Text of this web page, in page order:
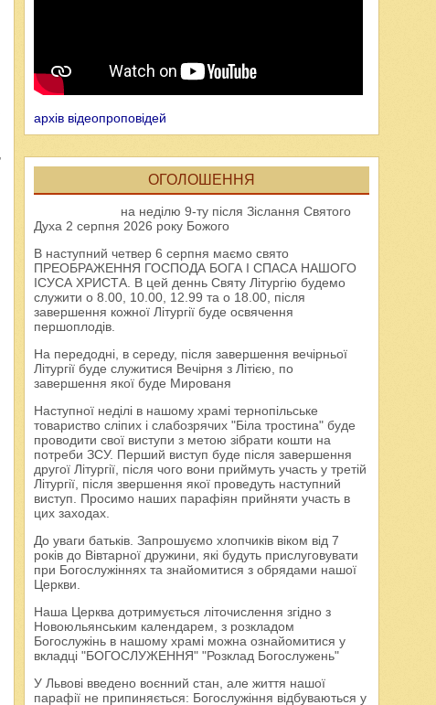
архів відеопроповідей
ОГОЛОШЕННЯ
на неділю 9-ту після Зіслання Святого
Духа 2 серпня 2026 року Божого
В наступний четвер 6 серпня маємо свято
ПРЕОБРАЖЕННЯ ГОСПОДА БОГА І СПАСА НАШОГО
ІСУСА ХРИСТА. В цей деннь Святу Літургію будемо
служити о 8.00, 10.00, 12.99 та о 18.00, після
завершення кожної Літургії буде освячення
першоплодів.
На передодні, в середу, після завершення вечірньої
Літургії буде служитися Вечірня з Літією, по
завершення якої буде Мированя
Наступної неділі в нашому храмі тернопільське
товариство сліпих і слабозрячих "Біла тростина" буде
проводити свої виступи з метою зібрати кошти на
потреби ЗСУ. Перший виступ буде після завершення
другої Літургії, після чого вони приймуть участь у третій
Літургії, після звершення якої проведуть наступний
виступ. Просимо наших парафіян прийняти участь в
цих заходах.
До уваги батьків. Запрошуємо хлопчиків віком від 7
років до Вівтарної дружини, які будуть прислуговувати
при Богослужіннях та знайомитися з обрядами нашої
Церкви.
Наша Церква дотримується літочислення згідно з
Новоюльянським календарем, з розкладом
Богослужінь в нашому храмі можна ознайомитися у
вкладці "БОГОСЛУЖЕННЯ" "Розклад Богослужень"
У Львові введено воєнний стан, але життя нашої
парафії не припиняється: Богослужіння відбуваються у